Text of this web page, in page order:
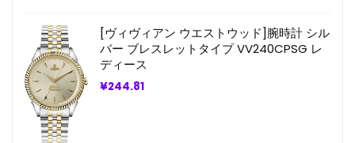
は
¥11.75
で
し
た。
格
は
¥9.98
[ヴィヴィアン ウエストウッド]腕時計 シル
バー ブレスレットタイプ VV240CPSG レ
ディース
¥244.81